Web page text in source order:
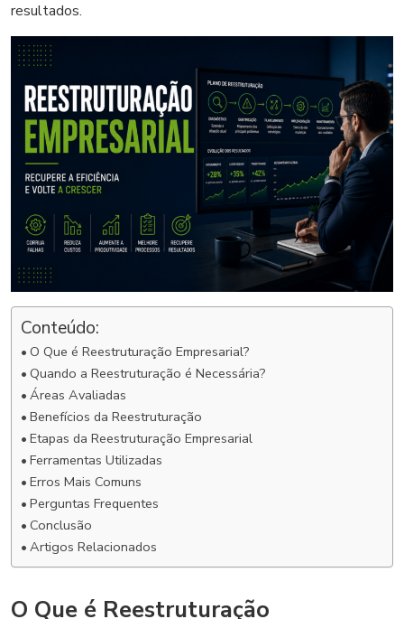
resultados.
Conteúdo:
O Que é Reestruturação Empresarial?
Quando a Reestruturação é Necessária?
Áreas Avaliadas
Benefícios da Reestruturação
Etapas da Reestruturação Empresarial
Ferramentas Utilizadas
Erros Mais Comuns
Perguntas Frequentes
Conclusão
Artigos Relacionados
O Que é Reestruturação